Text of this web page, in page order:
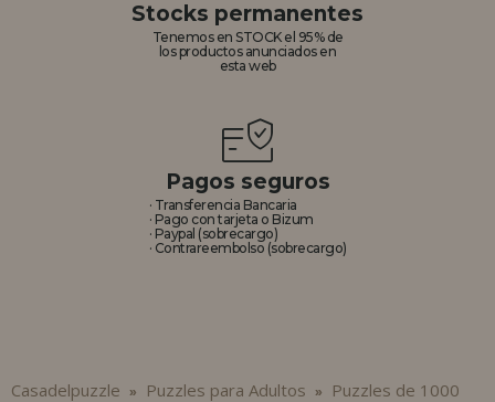
Stocks permanentes
Tenemos en STOCK el 95% de
los productos anunciados en
esta web
Pagos seguros
· Transferencia Bancaria
· Pago con tarjeta o Bizum
· Paypal (sobrecargo)
· Contrareembolso (sobrecargo)
Casadelpuzzle » Puzzles para Adultos »
Puzzles de 1000